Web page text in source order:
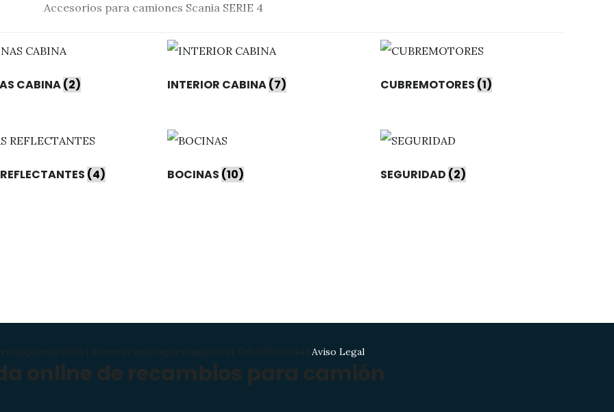
Accesorios para camiones Scania SERIE 4
CABINA(2) INTERIOR CABINA(7) CUBREMOTORES (1)
(4) BOCINAS (10) SEGURIDAD (2)
2026 | info@recambiosparacamion.es | Tel: 695633644 | Aviso Legal
online de recambios para camión